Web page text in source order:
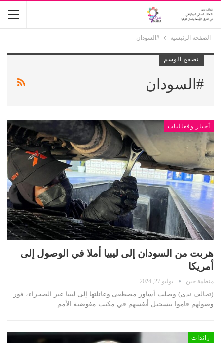
الصفحة الرئيسية #السودان
تصفح الوسم
#السودان
أخبار وفعاليات
هربت من السودان إلى ليبيا أملا في الوصول إلى
أمريكا
منظمة جين يوليو 27, 2024
(تحالف ندى) وصلت أساور مصطفى وعائلتها إلى ليبيا عبر الصحراء، فور
وصولهم قاموا بتسجيل أنفسهم في مكتب مفوضية الأمم…
رائدات